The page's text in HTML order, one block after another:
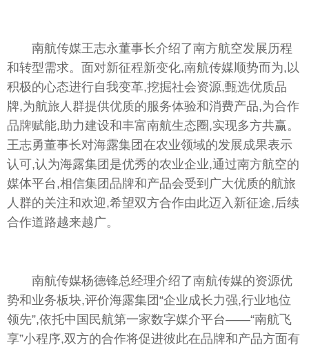
南航传媒王志永董事长介绍了南方航空发展历程
和转型需求。面对新征程新变化,南航传媒顺势而为,以
积极的心态进行自我变革,挖掘社会资源,甄选优质品
牌,为航旅人群提供优质的服务体验和消费产品,为合作
品牌赋能,助力建设和丰富南航生态圈,实现多方共赢。
王志勇董事长对海露集团在农业领域的发展成果表示
认可,认为海露集团是优秀的农业企业,通过南方航空的
媒体平台,相信集团品牌和产品会受到广大优质的航旅
人群的关注和欢迎,希望双方合作由此迈入新征途,后续
合作道路越来越广。
南航传媒杨德锋总经理介绍了南航传媒的资源优
势和业务板块,评价海露集团“企业成长力强,行业地位
领先”,依托中国民航第一家数字媒介平台——“南航飞
享”小程序,双方的合作将促进彼此在品牌和产品方面有